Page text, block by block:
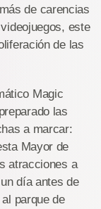
de carencias
este
de las
Magic
las
a marcar:
Mayor de
atracciones a
día antes de
parque de